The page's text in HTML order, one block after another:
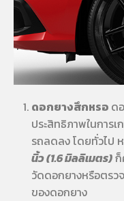
ดอกยางสึกหรอ ด
ประสิทธิภาพในการเ
รถลดลง โดยทั่วไป
นิ้ว (1.6 มิลลิเมตร)ก็
วัดดอกยางหรือตรว
ของดอกยาง